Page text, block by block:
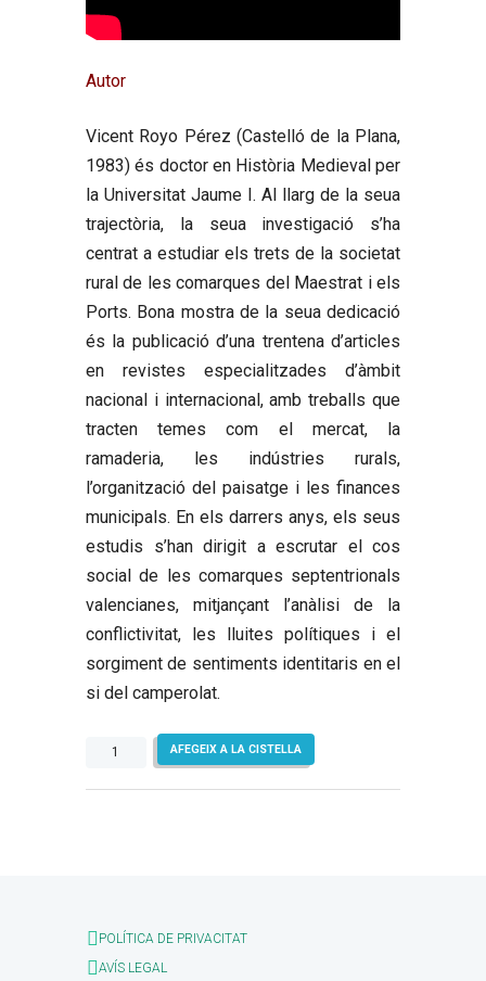
Autor
Vicent Royo Pérez (Castelló de la Plana,
1983) és doctor en Història Medieval per
la Universitat Jaume I. Al llarg de la seua
trajectòria, la seua investigació s’ha
centrat a estudiar els trets de la societat
rural de les comarques del Maestrat i els
Ports. Bona mostra de la seua dedicació
és la publicació d’una trentena d’articles
en revistes especialitzades d’àmbit
nacional i internacional, amb treballs que
tracten temes com el mercat, la
ramaderia, les indústries rurals,
l’organització del paisatge i les finances
municipals. En els darrers anys, els seus
estudis s’han dirigit a escrutar el cos
social de les comarques septentrionals
valencianes, mitjançant l’anàlisi de la
conflictivitat, les lluites polítiques i el
sorgiment de sentiments identitaris en el
si del camperolat.
quantitat
Els
AFEGEIX A LA CISTELLA
POLÍTICA DE PRIVACITAT
AVÍS LEGAL